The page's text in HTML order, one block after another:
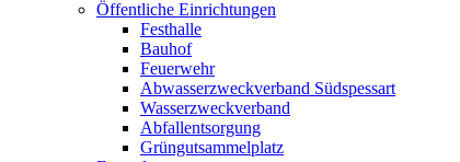
Öffentliche Einrichtungen
Festhalle
Bauhof
Feuerwehr
Abwasserzweckverband Südspessart
Wasserzweckverband
Abfallentsorgung
Grüngutsammelplatz